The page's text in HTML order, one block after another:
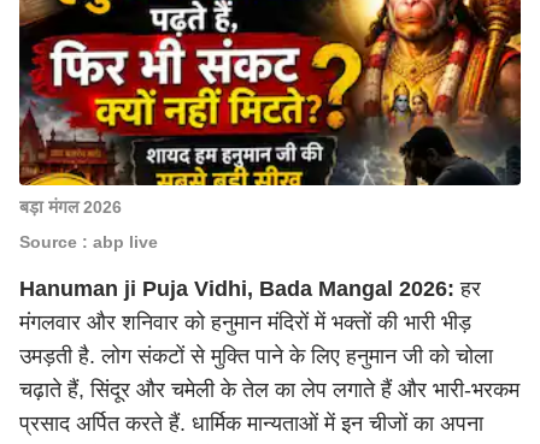
बड़ा मंगल 2026
Source : abp live
Hanuman ji Puja Vidhi, Bada Mangal 2026: हर
मंगलवार और शनिवार को हनुमान मंदिरों में भक्तों की भारी भीड़
उमड़ती है. लोग संकटों से मुक्ति पाने के लिए हनुमान जी को चोला
चढ़ाते हैं, सिंदूर और चमेली के तेल का लेप लगाते हैं और भारी-भरकम
प्रसाद अर्पित करते हैं. धार्मिक मान्यताओं में इन चीजों का अपना